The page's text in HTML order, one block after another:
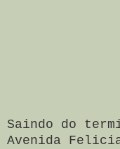
Saindo do
Avenida